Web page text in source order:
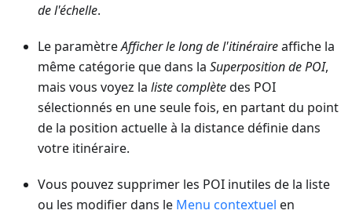
de l'échelle.
Le paramètreAfficher le long de l'itinéraireaffiche la
même catégorie que dans la Superposition de POI,
mais vous voyez la liste complètedes POI
sélectionnés en une seule fois, en partant du point
de la position actuelle à la distance définie dans
votre itinéraire.
Vous pouvez supprimer les POI inutiles de la liste
ou les modifier dans le Menu contextuel en